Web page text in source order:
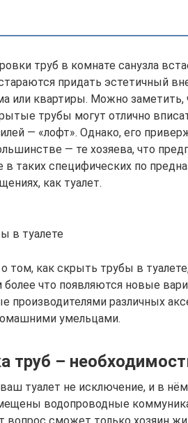
труб в комнате санузла
придать эстетичный
или квартиры. Можно заметить,
трубы могут отлично
— «лофт». Однако, его
— те хозяева, что
в таких специфических по
как туалет.
в туалете
том, как скрыть трубы в
что появляются новые
производителями различных
умельцами.
труб –
туалет не исключение, и в
водопроводные